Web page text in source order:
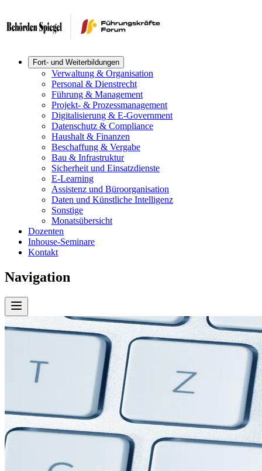
Fort- und Weiterbildungen
Verwaltung & Organisation
Personal & Dienstrecht
Führung & Management
Projekt- & Prozessmanagement
Digitalisierung & E-Government
Datenschutz & Compliance
Haushalt & Finanzen
Beschaffung & Vergabe
Bau & Infrastruktur
Sicherheit und Einsatzdienste
E-Learning
Assistenz und Büroorganisation
Daten und Künstliche Intelligenz
Sonstige
Monatsübersicht
Dozenten
Inhouse-Seminare
Kontakt
Navigation